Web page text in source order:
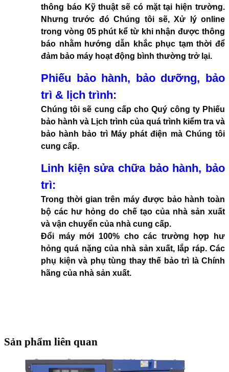
thông báo Kỹ thuật sẽ có mặt tại hiện trường.
Nhưng trước đó Chúng tôi sẽ, Xử lý online
trong vòng 05 phút kể từ khi nhận được thông
báo nhằm hướng dẫn khắc phục tạm thời để
đảm bảo máy hoạt động bình thường trở lại.
Phiếu bảo hành, bảo dưỡng, bảo
trì & lịch trình:
Chúng tôi sẽ cung cấp cho Quý công ty Phiếu
bảo hành và Lịch trình của quá trình kiểm tra và
bảo hành bảo trì Máy phát điện mà Chúng tôi
cung cấp.
Linh kiện sửa chữa bảo hành, bảo
trì:
Trong thời gian trên máy được bảo hành toàn
bộ các hư hỏng do chế tạo của nhà sản xuất
và vận chuyển của nhà cung cấp.
Đổi máy mới 100% cho các trường hợp hư
hỏng quá nặng của nhà sản xuất, lắp ráp. Các
phụ kiện và phụ tùng thay thế bảo trì là Chính
hãng của nhà sản xuất.
Sản phẩm liên quan